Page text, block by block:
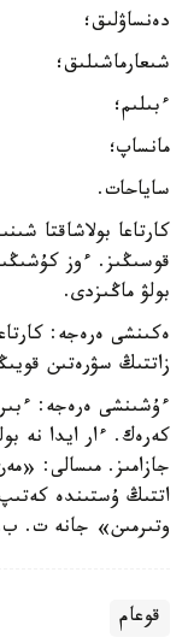
دەنساۋلىق؛
شىعارماشىلىق؛
ءبىلىم؛
مانساپ؛
ساياحات.
كارتاعا بولاشاقتا
قوسىڭىز. ءوز
بولۋ ماڭىزدى.
زاتتىڭ سۋرەتىن
ءۇشىنشى ەرەجە:
كەرەك. ءار ايدا نە
جازامىز. مىسالى:
اتتىڭ ۇستىندە
وتىرمىن» جانە ت.
قوعام